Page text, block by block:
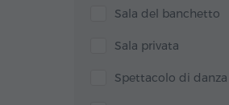
Sala del banchetto
Sala privata
Spettacolo di danza